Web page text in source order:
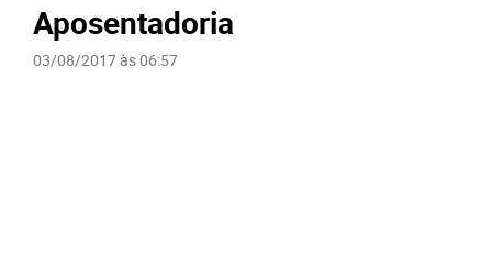
Aposentadoria
03/08/2017 às 06:57